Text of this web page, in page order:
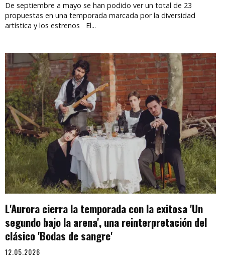
De septiembre a mayo se han podido ver un total de 23
propuestas en una temporada marcada por la diversidad
artística y los estrenos El...
L'Aurora cierra la temporada con la exitosa 'Un
segundo bajo la arena', una reinterpretación del
clásico 'Bodas de sangre'
12.05.2026